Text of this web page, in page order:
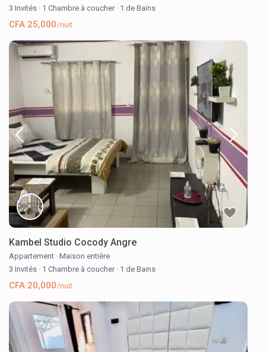
3 Invités · 1 Chambre à coucher · 1 de Bains
CFA 25,000/nuit
Kambel Studio Cocody Angre
Appartement · Maison entière
3 Invités · 1 Chambre à coucher · 1 de Bains
CFA 20,000/nuit